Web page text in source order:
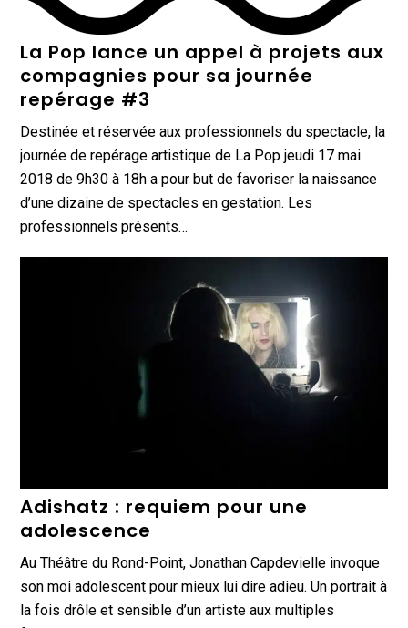
La Pop lance un appel à projets aux
compagnies pour sa journée
repérage #3
Destinée et réservée aux professionnels du spectacle, la
journée de repérage artistique de La Pop jeudi 17 mai
2018 de 9h30 à 18h a pour but de favoriser la naissance
d’une dizaine de spectacles en gestation. Les
professionnels présents…
Adishatz : requiem pour une
adolescence
Au Théâtre du Rond-Point, Jonathan Capdevielle invoque
son moi adolescent pour mieux lui dire adieu. Un portrait à
la fois drôle et sensible d’un artiste aux multiples